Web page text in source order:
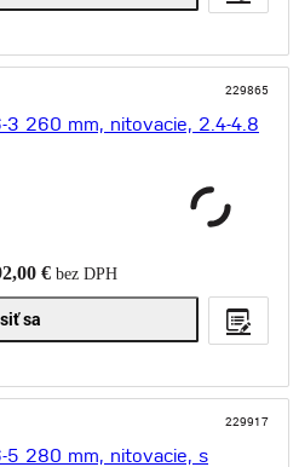
229865
3 260 mm, nitovacie, 2.4-4.8
€ bez DPH
sa
229917
5 280 mm, nitovacie, s